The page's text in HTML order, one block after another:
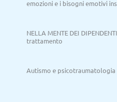
emozioni e i bisogni emotivi
NELLA MENTE DEI
trattamento
Autismo e psicotraumatologia